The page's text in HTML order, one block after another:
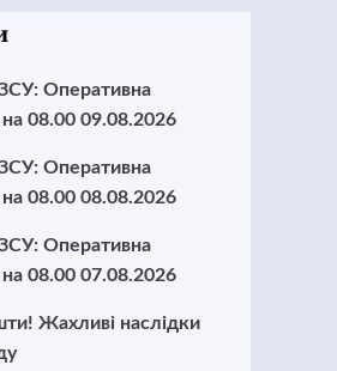
Оперативна
08.00 09.08.2026
Оперативна
08.00 08.08.2026
Оперативна
08.00 07.08.2026
Жахливі наслідки